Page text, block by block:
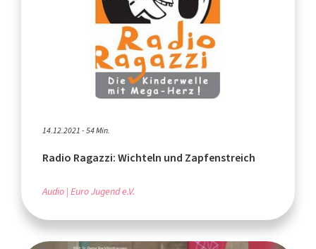
14.12.2021 - 54 Min.
Radio Ragazzi: Wichteln und Zapfenstreich
Audio Euro Jugend e.V.